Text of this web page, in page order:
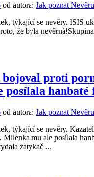
od autora: Jak poznat Nevěru
týkající se nevěry. ISIS
že byla
bojoval proti
posílala hanbaté
od autora: Jak poznat Nevěru
týkající se nevěry.
mu ale posílala
zatykač ...